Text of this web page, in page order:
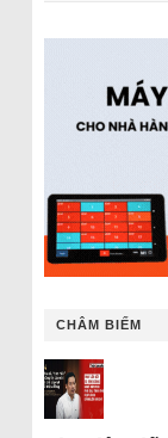
CHÂM BIẾM